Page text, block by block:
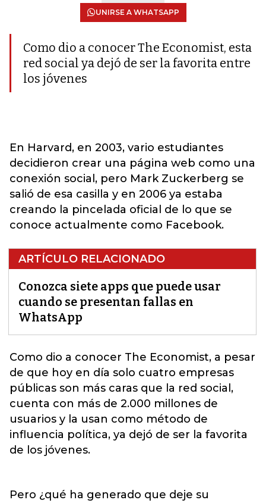
UNIRSE A WHATSAPP
Como dio a conocer The Economist, esta
red social ya dejó de ser la favorita entre
los jóvenes
En Harvard, en 2003, vario estudiantes
decidieron crear una página web como una
conexión social, pero Mark Zuckerberg se
salió de esa casilla y en 2006 ya estaba
creando la pincelada oficial de lo que se
conoce actualmente como Facebook.
ARTÍCULO RELACIONADO
Conozca siete apps que puede usar
cuando se presentan fallas en
WhatsApp
Como dio a conocer The Economist, a pesar
de que hoy en día solo cuatro empresas
públicas son más caras que la red social,
cuenta con más de 2.000 millones de
usuarios y la usan como método de
influencia política, ya dejó de ser la favorita
de los jóvenes.
Pero ¿qué ha generado que deje su